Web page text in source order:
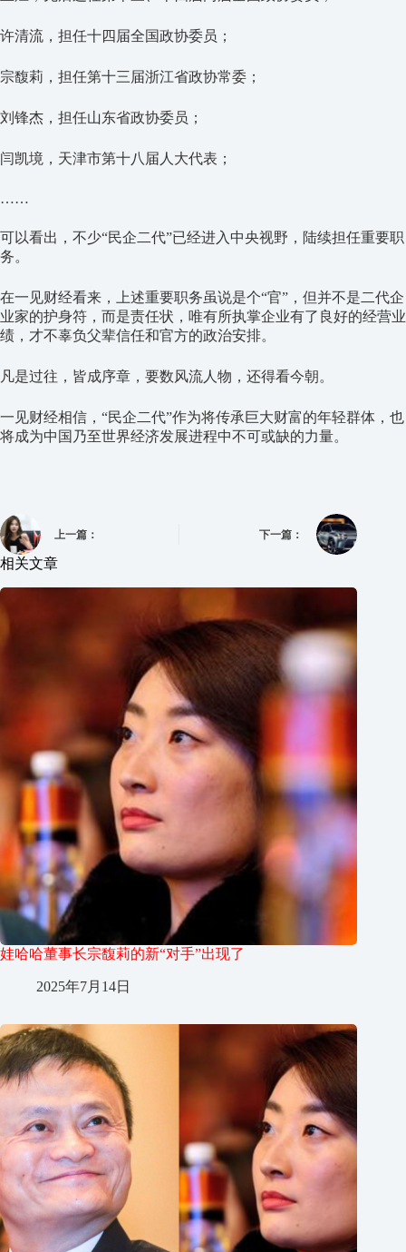
许清流，担任十四届全国政协委员；
宗馥莉，担任第十三届浙江省政协常委；
刘锋杰，担任山东省政协委员；
闫凯境，天津市第十八届人大代表；
……
可以看出，不少“民企二代”已经进入中央视野，陆续担任重要职
务。
在一见财经看来，上述重要职务虽说是个“官”，但并不是二代企
业家的护身符，而是责任状，唯有所执掌企业有了良好的经营业
绩，才不辜负父辈信任和官方的政治安排。
凡是过往，皆成序章，要数风流人物，还得看今朝。
一见财经相信，“民企二代”作为将传承巨大财富的年轻群体，也
将成为中国乃至世界经济发展进程中不可或缺的力量。
上一篇： 下一篇：
相关文章
娃哈哈董事长宗馥莉的新“对手”出现了
2025年7月14日